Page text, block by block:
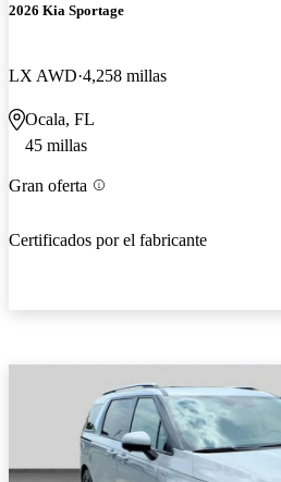
2026 Kia Sportage
LX AWD 4,258 millas
Ocala, FL
45 millas
Gran oferta
Certificados por el fabricante